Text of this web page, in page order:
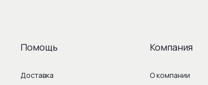
Помощь
Доставка
Компания
О компании